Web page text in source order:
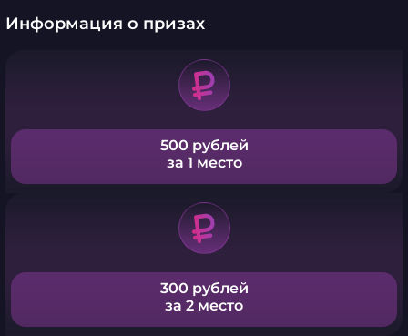
Информация о призах
500 рублей
за 1 место
300 рублей
за 2 место